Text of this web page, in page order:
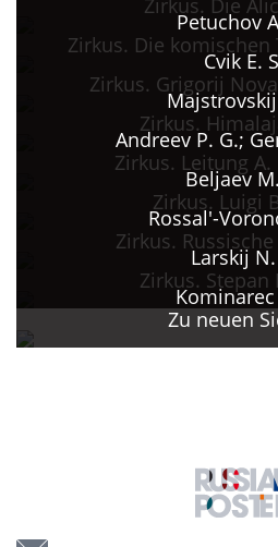
Zirkus. Die
Petuchov
Zirkus. Die komischen
Cvik E.
Zirkus. Grigorij
Zirkus.
Andreev P. G.;
Zirkus. Leitung
Beljaev
Zirkus. Luigi
Rossal'-
Zirkus.
Larskij
Zirkus. Stepan
Kominarec
Zu neuen